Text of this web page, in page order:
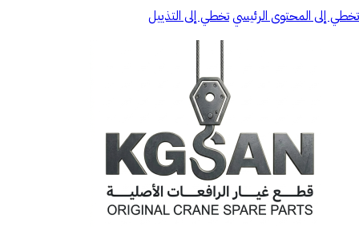
تخطي إلى المحتوى الرئيسيتخطي إلى التذييل